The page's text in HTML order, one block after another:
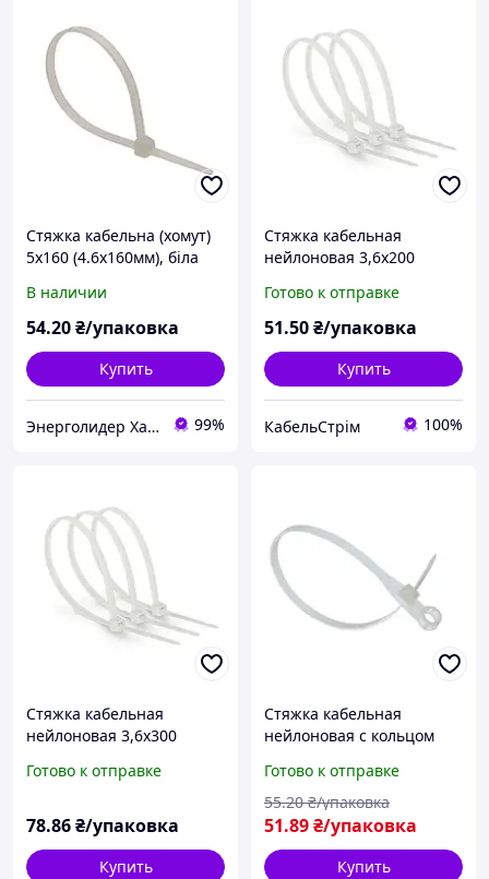
Стяжка кабельна (хомут)
5х160 (4.6х160мм), біла
В наличии
54.20₴/упаковка
Купить
Энерголидер Харьков 99%
Стяжка кабельная
нейлоновая 3,6х200
Готово к отправке
51.50₴/упаковка
Купить
КабельСтрім 100%
Стяжка кабельная
нейлоновая 3,6х300
Готово к отправке
78.86₴/упаковка
Купить
Стяжка кабельная
нейлоновая с кольцом
Готово к отправке
51.89₴/упаковка
55.20 ₴/упаковка
Купить